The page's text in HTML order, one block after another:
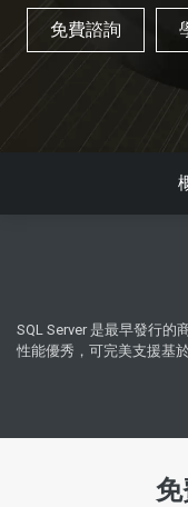
免費諮詢
SQL Server 是最早發行的
性能優秀，可完美支援基